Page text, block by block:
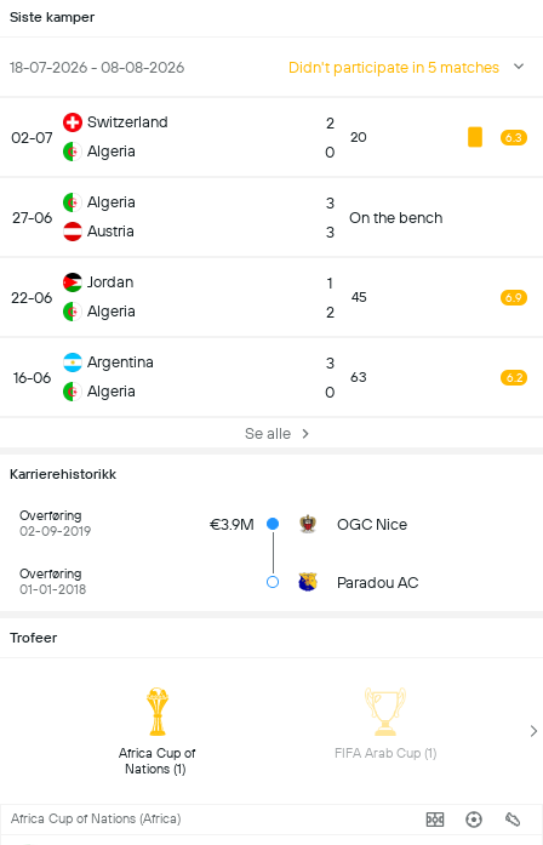
Siste kamper
18-07-2026 - 08-08-2026 Didn't participate in 5 matches
02-07
Switzerland
Algeria
2
0
20 6.3
27-06
Algeria
Austria
3
3
On the bench
22-06
Jordan
Algeria
1
2
45 6.9
16-06
Argentina
Algeria
3
0
63 6.2
Se alle
Karrierehistorikk
Overføring
02-09-2019
€3.9M OGC Nice
Overføring
01-01-2018
Paradou AC
Trofeer
Africa Cup of
Africa Cup of Nations (Africa)